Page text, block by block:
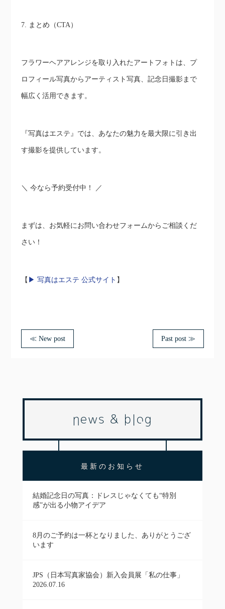
7. まとめ（CTA）
フラワーヘアアレンジを取り入れたアートフォトは、プ
ロフィール写真からアーティスト写真、記念日撮影まで
幅広く活用できます。
『写真はエステ』では、あなたの魅力を最大限に引き出
す撮影を提供しています。
＼ 今なら予約受付中！ ／
まずは、お気軽にお問い合わせフォームからご相談くだ
さい！
【 ▶︎ 写真はエステ 公式サイト 】
≪ New post Past post ≫
news & blog
最新のお知らせ
結婚記念日の写真：ドレスじゃなくても“特別
感”が出る小物アイデア
8月のご予約は一杯となりました、ありがとうござ
います
JPS（日本写真家協会）新入会員展「私の仕事」
2026.07.16